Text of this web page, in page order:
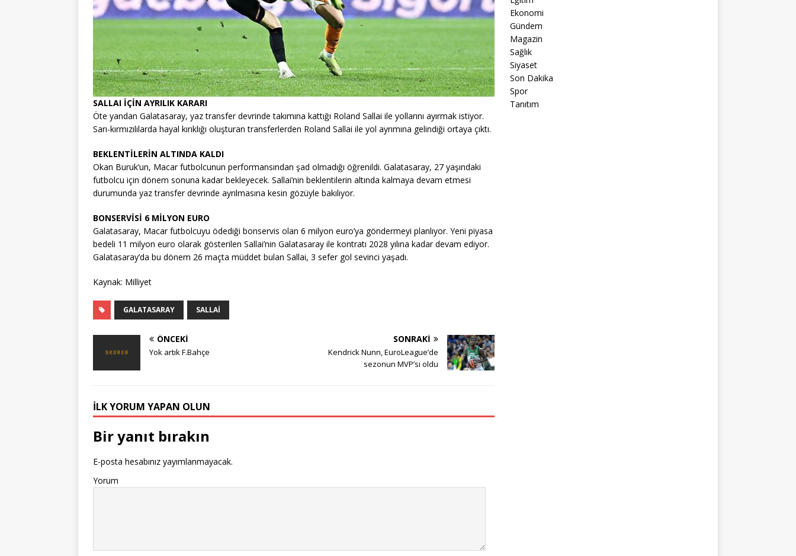
SALLAI İÇİN AYRILIK KARARI
Öte yandan Galatasaray, yaz transfer devrinde takımına kattığı Roland Sallai ile yollarını ayırmak istiyor.
Sarı-kırmızılılarda hayal kırıklığı oluşturan transferlerden Roland Sallai ile yol ayrımına gelindiği ortaya çıktı.
BEKLENTİLERİN ALTINDA KALDI
Okan Buruk’un, Macar futbolcunun performansından şad olmadığı öğrenildi. Galatasaray, 27 yaşındaki
futbolcu için dönem sonuna kadar bekleyecek. Sallai’nin beklentilerin altında kalmaya devam etmesi
durumunda yaz transfer devrinde ayrılmasına kesin gözüyle bakılıyor.
BONSERVİSİ 6 MİLYON EURO
Galatasaray, Macar futbolcuyu ödediği bonservis olan 6 milyon euro’ya göndermeyi planlıyor. Yeni piyasa
bedeli 11 milyon euro olarak gösterilen Sallai’nin Galatasaray ile kontratı 2028 yılına kadar devam ediyor.
Galatasaray’da bu dönem 26 maçta müddet bulan Sallai, 3 sefer gol sevinci yaşadı.
Kaynak: Milliyet
GALATASARAY SALLAI
ÖNCEKI
Yok artık F.Bahçe
SONRAKI
Kendrick Nunn, EuroLeague’de
sezonun MVP’si oldu
İLK YORUM YAPAN OLUN
Bir yanıt bırakın
E-posta hesabınız yayımlanmayacak.
Yorum
Ekonomi
Gündem
Magazin
Sağlık
Siyaset
Son Dakika
Spor
Tanıtım